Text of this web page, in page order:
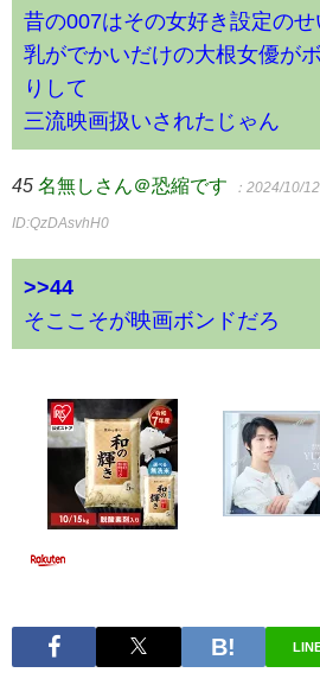
昔の007はその女好き設定のせ
乳がでかいだけの大根女優が
りして
三流映画扱いされたじゃん
45 名無しさん＠恐縮です ：2024/10/
ID:QzDAsvhH0
>>44
そここそが映画ボンドだろ